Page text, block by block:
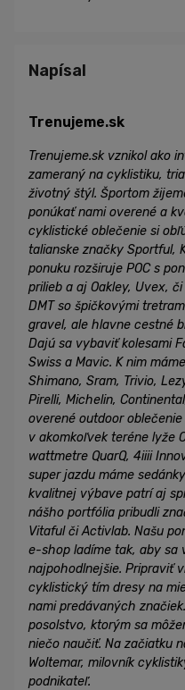
Napísal
Trenujeme.sk
Trenujeme.sk vznikol ako
zameraný na cyklistiku,
životný štýl. Športom
ponúkať nami overené a
cyklistické oblečenie si
talianske značky Sportful,
ponuku rozširuje POC s
prilieb a aj Oakley, Uvex,
DMT so špičkovými
gravel, ale hlavne cestné
Dajú sa vybaviť kolesami
Swiss a Mavic. K nim
Shimano, Sram, Trivio,
Pirelli, Michelin,
overené outdoor
v akomkoľvek teréne lyže
wattmetre QuarQ, 4iiii
super jazdu máme
kvalitnej výbave patrí aj
nášho portfólia pribudli
Vitaful či Activlab. Našu
e-shop ladíme tak, aby sa
najpohodlnejšie. Pripraviť
cyklistický tím dresy na
nami predávaných
posolstvo, ktorým sa
niečo naučiť. Na začiatku
Woltemar, milovník
podnikateľ.